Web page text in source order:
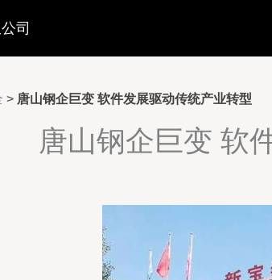
司
> 唐山钢企巨变 软件发展驱动传统产业转型
唐山钢企巨变 软